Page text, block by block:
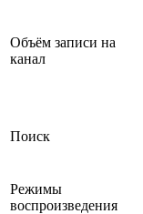
Объём записи на
канал
Поиск
Режимы
воспроизведения